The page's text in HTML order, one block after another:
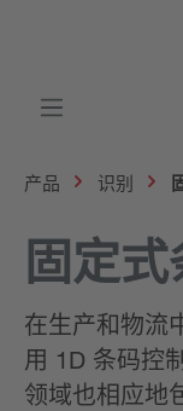
产品 识别
固定
在生产和物流
用 1D 条码控
领域也相应地